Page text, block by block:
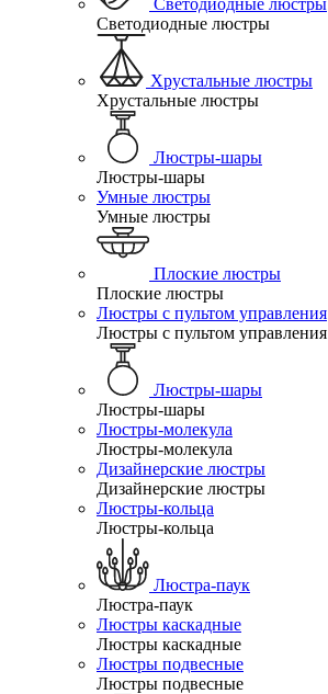
Светодиодные люстры
Светодиодные люстры
Хрустальные люстры
Хрустальные люстры
Люстры-шары
Люстры-шары
Умные люстры
Умные люстры
Плоские люстры
Плоские люстры
Люстры с пультом управления
Люстры с пультом управления
Люстры-шары
Люстры-шары
Люстры-молекула
Люстры-молекула
Дизайнерские люстры
Дизайнерские люстры
Люстры-кольца
Люстры-кольца
Люстра-паук
Люстра-паук
Люстры каскадные
Люстры каскадные
Люстры подвесные
Люстры подвесные